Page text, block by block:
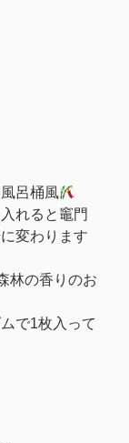
呂桶⾵
れると竈⾨
変わります
林の⾹りのお
で1枚⼊って